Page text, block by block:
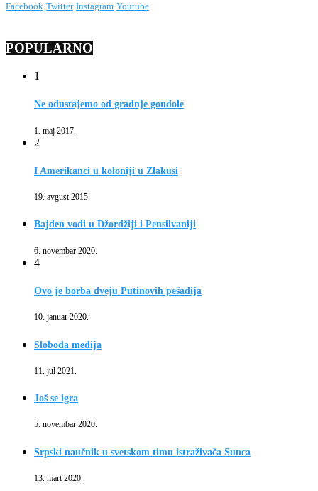
Facebook Twitter Instagram Youtube
POPULARNO
1
Ne odustajemo od gradnje gondole
1. maj 2017.
2
I Amerikanci u koloniji u Zlakusi
19. avgust 2015.
Bajden vodi u Džordžiji i Pensilvaniji
6. novembar 2020.
4
Ovo je borba dveju Putinovih pešadija
10. januar 2020.
Sloboda medija
11. jul 2021.
Još se igra
5. novembar 2020.
Srpski naučnik u svetskom timu istraživača Sunca
13. mart 2020.